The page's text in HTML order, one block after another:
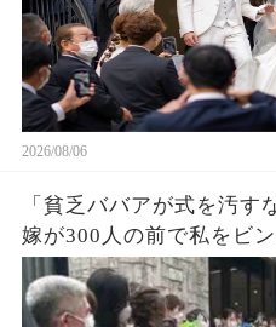
2026/08/06
「貧乏ババアが式を汚す
嫁が300人の前で私をビ
か」私「ごめん」皆が
明かされ嫁は顔面蒼白に